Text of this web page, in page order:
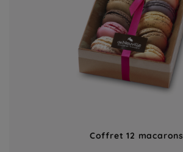
Coffret 12 macarons